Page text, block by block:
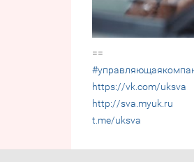
==
https://vk.com/uksva
http://sva.myuk.ru
t.me/uksva